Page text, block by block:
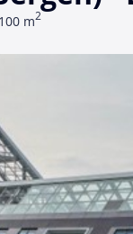
100 m2